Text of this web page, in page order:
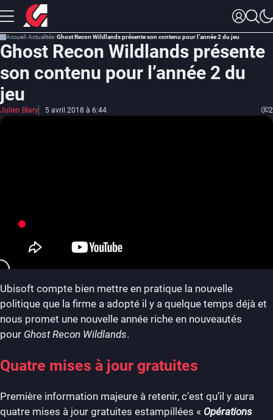
Accueil Actualités Ghost Recon Wildlands présente son contenu pour l’année 2 du jeu
Ghost Recon Wildlands présente
son contenu pour l’année 2 du
jeu
Julien Blary 5 avril 2018 à 6:44 2
Ubisoft compte bien mettre en pratique la nouvelle
politique que la firme a adopté il y a quelque temps déjà et
nous promet une nouvelle année riche en nouveautés
pour Ghost Recon Wildlands.
Quatre mises à jour gratuites
Première information majeure à retenir, c’est qu’il y aura
quatre mises à jour gratuites estampillées « Opérations